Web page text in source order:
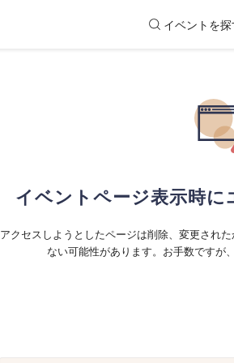
イベントを探
イベントページ表示時に
アクセスしようとしたページは削除、変更され
ない可能性があります。お手数ですが